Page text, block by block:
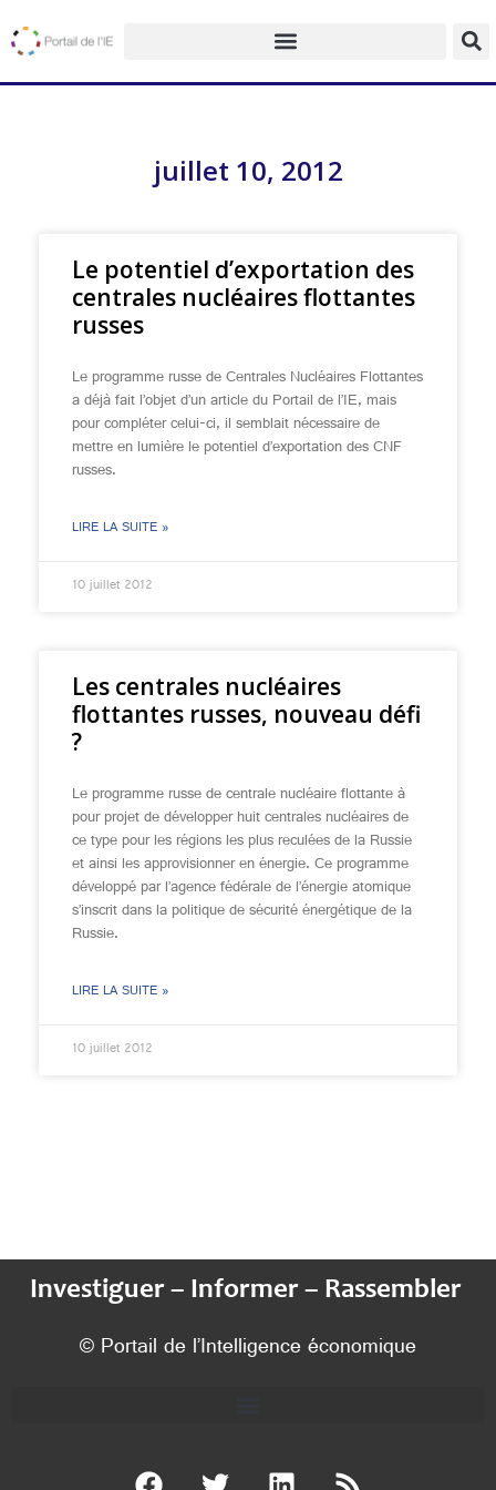
juillet 10, 2012
Le potentiel d’exportation des
centrales nucléaires flottantes
russes
Le programme russe de Centrales Nucléaires Flottantes
a déjà fait l’objet d’un article du Portail de l’IE, mais
pour compléter celui-ci, il semblait nécessaire de
mettre en lumière le potentiel d’exportation des CNF
russes.
LIRE LA SUITE »
10 juillet 2012
Les centrales nucléaires
flottantes russes, nouveau défi
?
Le programme russe de centrale nucléaire flottante à
pour projet de développer huit centrales nucléaires de
ce type pour les régions les plus reculées de la Russie
et ainsi les approvisionner en énergie. Ce programme
développé par l’agence fédérale de l’énergie atomique
s’inscrit dans la politique de sécurité énergétique de la
Russie.
LIRE LA SUITE »
10 juillet 2012
Investiguer – Informer – Rassembler
© Portail de l’Intelligence économique